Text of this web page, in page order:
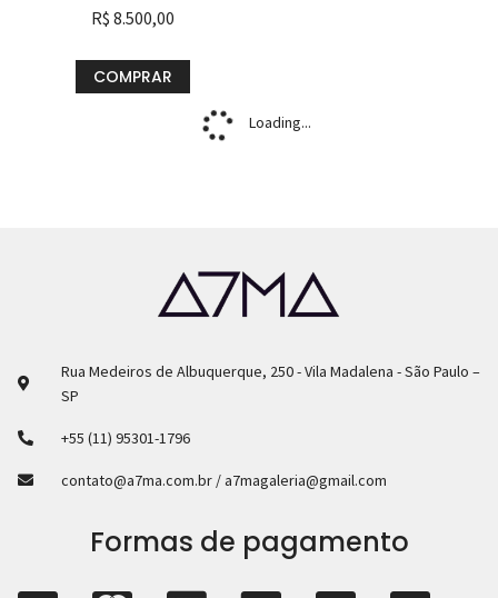
R$ 8.500,00
COMPRAR
Loading...
Rua Medeiros de Albuquerque, 250 - Vila Madalena - São Paulo –
SP
+55 (11) 95301-1796
contato@a7ma.com.br / a7magaleria@gmail.com
Formas de pagamento